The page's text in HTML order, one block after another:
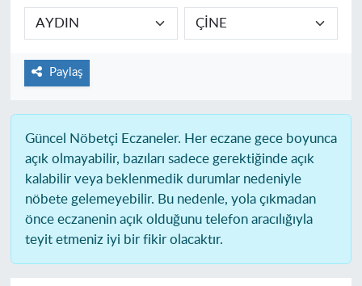
Paylaş
Güncel Nöbetçi Eczaneler. Her eczane gece boyunca
açık olmayabilir, bazıları sadece gerektiğinde açık
kalabilir veya beklenmedik durumlar nedeniyle
nöbete gelemeyebilir. Bu nedenle, yola çıkmadan
önce eczanenin açık olduğunu telefon aracılığıyla
teyit etmeniz iyi bir fikir olacaktır.